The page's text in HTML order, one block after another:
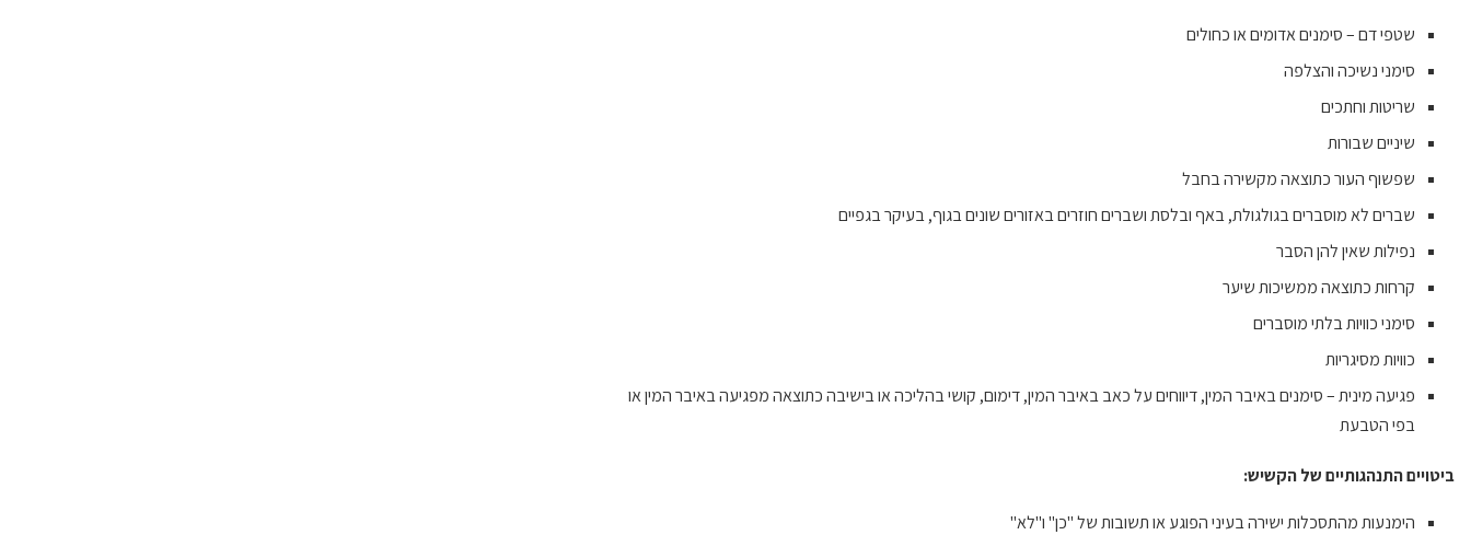
שטפי דם – סימנים אדומים או כחולים
סימני נשיכה והצלפה
שריטות וחתכים
שיניים שבורות
שפשוף העור כתוצאה מקשירה בחבל
שברים לא מוסברים בגולגולת, באף ובלסת ושברים חוזרים באזורים שונים בגוף, בעיקר בגפיים
נפילות שאין להן הסבר
קרחות כתוצאה ממשיכות שיער
סימני כוויות בלתי מוסברים
כוויות מסיגריות
פגיעה מינית – סימנים באיבר המין, דיווחים על כאב באיבר המין, דימום, קושי בהליכה או בישיבה כתוצאה מפגיעה באיבר המין או
בפי הטבעת
ביטויים התנהגותיים של הקשיש:
הימנעות מהתסכלות ישירה בעיני הפוגע או תשובות של "כן" ו"לא"